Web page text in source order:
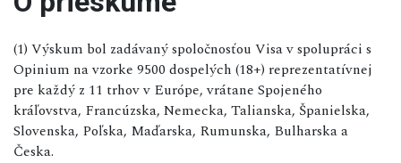
(1) Výskum bol zadávaný spoločnosťou Visa v spolupráci s
Opinium na vzorke 9500 dospelých (18+) reprezentatívnej
pre každý z 11 trhov v Európe, vrátane Spojeného
kráľovstva, Francúzska, Nemecka, Talianska, Španielska,
Slovenska, Poľska, Maďarska, Rumunska, Bulharska a
Česka.